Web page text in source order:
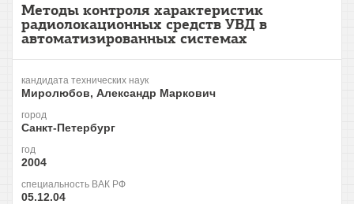
Методы контроля характеристик
радиолокационных средств УВД в
автоматизированных системах
кандидата технических наук
Миролюбов, Александр Маркович
город
Санкт-Петербург
год
2004
специальность ВАК РФ
05.12.04